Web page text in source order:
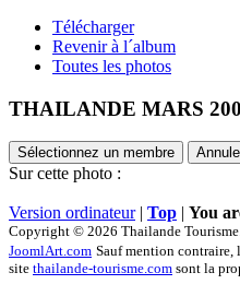
Télécharger
Revenir à l´album
Toutes les photos
THAILANDE MARS
Sélectionnez un membre
Sur cette photo :
Version ordinateur| Top | You
Copyright © 2026 Thailande
JoomlArt.com Sauf mention contraire,
site thailande-tourisme.com sont la